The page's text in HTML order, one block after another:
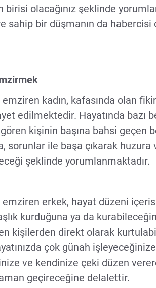
olacağınız şeklinde
sahip bir düşmanın da habercisi
emziren kadın, kafasında olan
edilmektedir. Hayatında bazı
kişinin başına bahsi geçen
sorunlar ile başa çıkarak huzura
şeklinde yorumlanmaktadır.
emziren erkek, hayat düzeni
kurduğuna ya da
kişilerden direkt olarak
çok günah
ve kendinize çeki düzen
geçireceğine delalettir.